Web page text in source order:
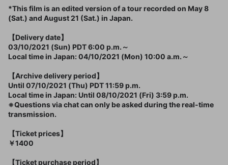
*This film is an edited version of a tour recorded on May 8
(Sat.) and August 21 (Sat.) in Japan.
【Delivery date】
03/10/2021 (Sun) PDT 6:00 p.m.～
Local time in Japan: 04/10/2021 (Mon) 10:00 a.m.～
【Archive delivery period】
Until 07/10/2021 (Thu) PDT 11:59 p.m.
Local time in Japan: Until 08/10/2021 (Fri) 3:59 p.m.
※Questions via chat can only be asked during the real-time
transmission.
【Ticket prices】
￥1400
【Ticket purchase period】